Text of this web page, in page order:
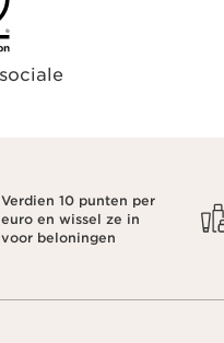
Verdien 10 punten per
euro en wissel ze in
voor beloningen